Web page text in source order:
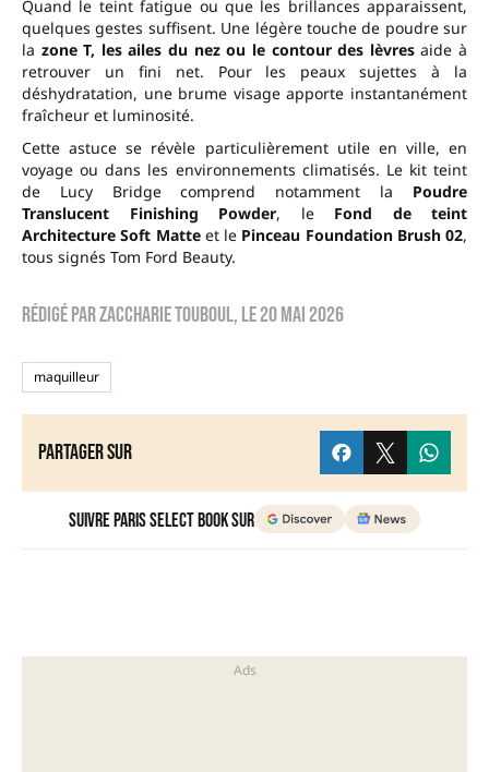
Quand le teint fatigue ou que les brillances apparaissent,
quelques gestes suffisent. Une légère touche de poudre sur
la zone T, les ailes du nez ou le contour des lèvresaide à
retrouver un fini net. Pour les peaux sujettes à la
déshydratation, une brume visage apporte instantanément
fraîcheur et luminosité.
Cette astuce se révèle particulièrement utile en ville, en
voyage ou dans les environnements climatisés. Le kit teint
de Lucy Bridge comprend notamment la Poudre
Translucent Finishing Powder, le Fond de teint
Architecture Soft Matteet le Pinceau Foundation Brush 02,
tous signés Tom Ford Beauty.
Rédigé parzaccharie touboul, le20 mai 2026
maquilleur
Partager sur
Suivre Paris Select Book sur